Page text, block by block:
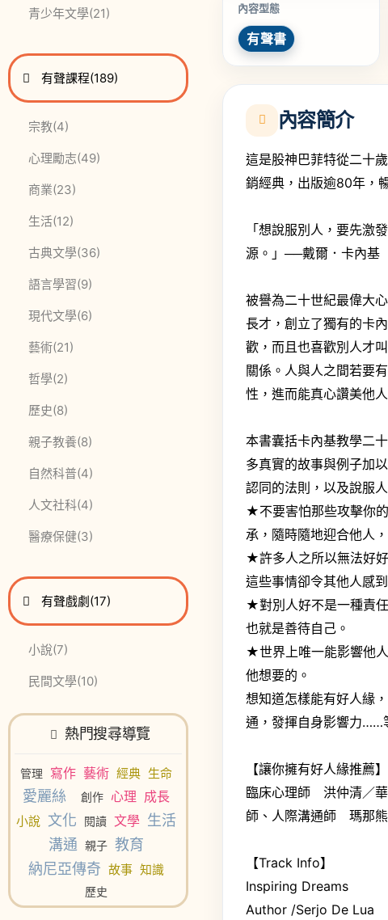
青少年文學此分類有
(21)
進入
有聲課程此分類有
(189)
宗教此分類有
(4)
心理勵志此分類有
(49)
商業此分類有
(23)
生活此分類有
(12)
古典文學此分類有
(36)
語言學習此分類有
(9)
現代文學此分類有
(6)
藝術此分類有
(21)
哲學此分類有
(2)
歷史此分類有
(8)
親子教養此分類有
(8)
自然科普此分類有
(4)
人文社科此分類有
(4)
醫療保健此分類有
(3)
進入
有聲戲劇此分類有
(17)
小說此分類有
(7)
民間文學此分類有
(10)
熱門搜尋導覽
管理 寫作 藝術 經典 生命
愛麗絲 創作 心理 成長
小說 文化 閱讀 文學 生活
溝通 親子 教育
納尼亞傳奇 故事 知識
歷史
內容型態
有聲書
內容簡介
這是股神巴菲特從二十
銷經典，出版逾80年，
「想說服別人，要先激
源。」──戴爾．卡內基
被譽為二十世紀最偉大
長才，創立了獨有的卡
歡，而且也喜歡別人才
關係。人與人之間若要
性，進而能真心讚美他人
本書囊括卡內基教學二
多真實的故事與例子加
認同的法則，以及說服
★不要害怕那些攻擊你
承，隨時隨地迎合他人
★許多人之所以無法好
這些事情卻令其他人感
★對別人好不是一種責
也就是善待自己。
★世界上唯一能影響他
他想要的。
想知道怎樣能有好人緣
通，發揮自身影響力……
【讓你擁有好人緣推薦】
臨床心理師 洪仲清／
師、人際溝通師 瑪那
【Track Info】
Inspiring Dreams
Author /Serjo De Lua